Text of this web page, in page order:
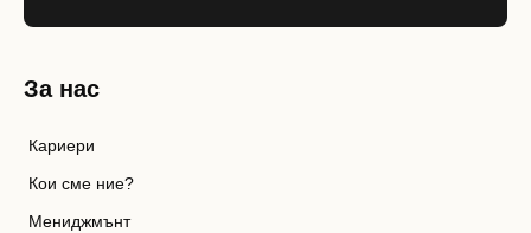
За нас
Кариери
Кои сме ние?
Мениджмънт